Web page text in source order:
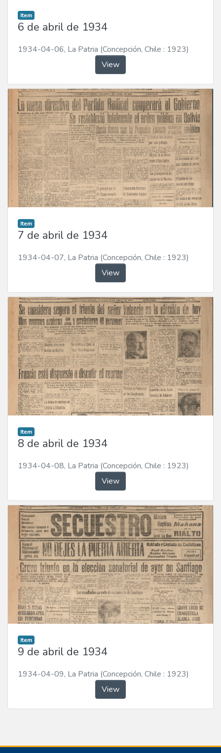
Item
6 de abril de 1934
1934-04-06, La Patria (Concepción, Chile : 1923)
View
Item
7 de abril de 1934
1934-04-07, La Patria (Concepción, Chile : 1923)
View
Item
8 de abril de 1934
1934-04-08, La Patria (Concepción, Chile : 1923)
View
Item
9 de abril de 1934
1934-04-09, La Patria (Concepción, Chile : 1923)
View